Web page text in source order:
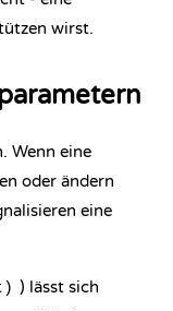
wirst.
Wenn eine
oder ändern
eine
) lässt sich